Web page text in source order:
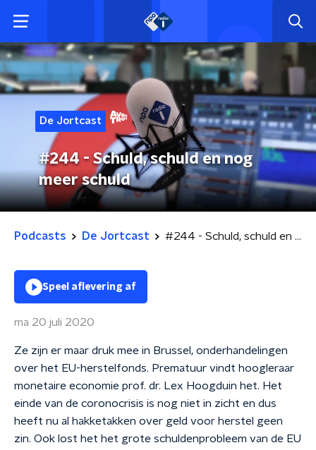
De Jortcast
#244 - Schuld, schuld en nog
meer schuld
Podcasts De Jortcast #244 - Schuld, schuld en nog meer schuld
Speel aflevering af
ma 20 juli 2020
Ze zijn er maar druk mee in Brussel, onderhandelingen
over het EU-herstelfonds. Prematuur vindt hoogleraar
monetaire economie prof. dr. Lex Hoogduin het. Het
einde van de coronocrisis is nog niet in zicht en dus
heeft nu al hakketakken over geld voor herstel geen
zin. Ook lost het het grote schuldenprobleem van de EU